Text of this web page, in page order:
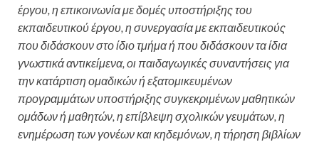
έργου, η επικοινωνία με δομές υποστήριξης του
εκπαιδευτικού έργου, η συνεργασία με εκπαιδευτικούς
που διδάσκουν στο ίδιο τμήμα ή που διδάσκουν τα ίδια
γνωστικά αντικείμενα, οι παιδαγωγικές συναντήσεις για
την κατάρτιση ομαδικών ή εξατομικευμένων
προγραμμάτων υποστήριξης συγκεκριμένων μαθητικών
ομάδων ή μαθητών, η επίβλεψη σχολικών γευμάτων, η
ενημέρωση των γονέων και κηδεμόνων, η τήρηση βιβλίων